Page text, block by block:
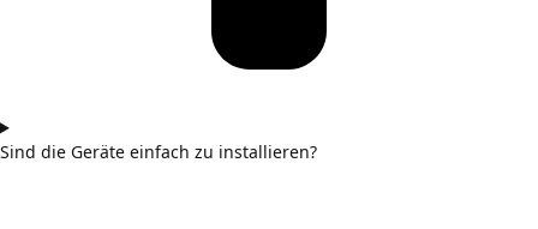
Sind die Geräte einfach zu installieren?